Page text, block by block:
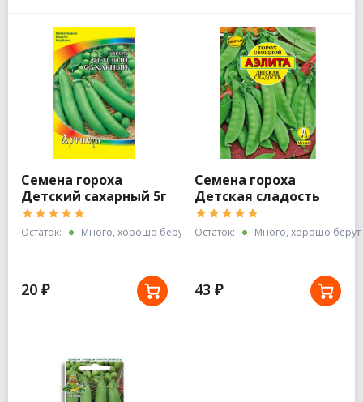
Семена гороха
Детский сахарный 5г
Остаток: Много, хорошо берут
20 ₽
Семена гороха
Детская сладость
Остаток: Много, хорошо берут
43 ₽